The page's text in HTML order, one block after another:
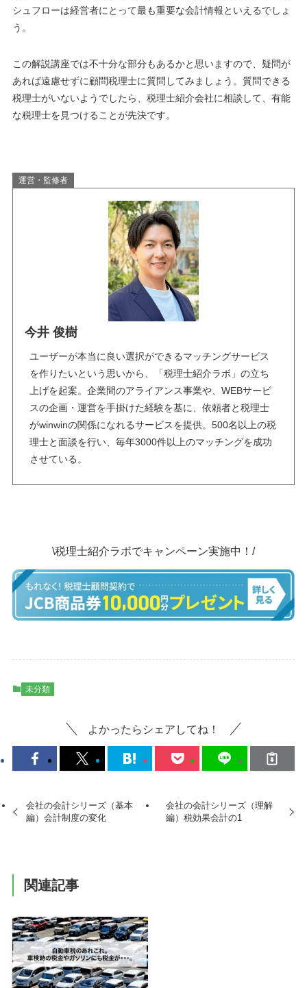
シュフローは経営者にとって最も重要な会計情報といえるでしょ
う。
この解説講座では不十分な部分もあるかと思いますので、疑問が
あれば遠慮せずに顧問税理士に質問してみましょう。質問できる
税理士がいないようでしたら、税理士紹介会社に相談して、有能
な税理士を見つけることが先決です。
運営・監修者
今井 俊樹
ユーザーが本当に良い選択ができるマッチングサービス
を作りたいという思いから、「税理士紹介ラボ」の立ち
上げを起案。企業間のアライアンス事業や、WEBサービ
スの企画・運営を手掛けた経験を基に、依頼者と税理士
がwinwinの関係になれるサービスを提供。500名以上の税
理士と面談を行い、毎年3000件以上のマッチングを成功
させている。
\税理士紹介ラボでキャンペーン実施中！/
未分類
よかったらシェアしてね！
会社の会計シリーズ（基本
編）会計制度の変化
会社の会計シリーズ（理解
編）税効果会計の1
関連記事